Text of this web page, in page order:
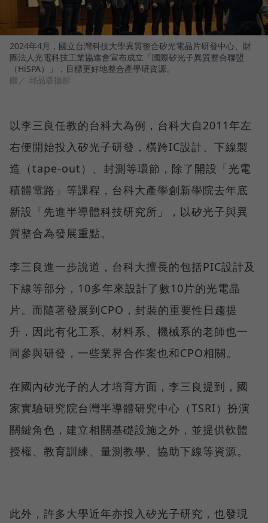
2024年4月，國立台灣科技大學異質整合矽光電晶片研發中心、財
團法人光電科技工業協進會宣布成立「國際矽光子異質整合聯盟
（HiSPA）」，目標更好地整合產學研資源。
圖／ 邱品蓉攝影
以李三良任教的台科大為例，台科大自2011年左
右便開始投入矽光子研發，橫跨IC設計、下線製
造（tape-out）、封測等環節，除了開設「光電
積體電路」等課程，台科大產學創新學院去年底
新設「先進半導體科技研究所」，以矽光子與異
質整合為發展重點。
李三良進一步說道，台科大擅長的包括PIC設計及
下線等部分，10多年來設計了數10片的光電晶
片。而隨著發展到CPO，封裝的重要性日趨提
升，因此有化工系、材料系、機械系的老師也一
同參與研發，一些業界合作案也和CPO相關。
在國內矽光子的人才培育方面，李三良提到，國
家實驗研究院台灣半導體研究中心（TSRI）扮演
關鍵角色，建立相關基礎設施之外，並提供軟體
授權、教育訓練、量測教學、協助下線等資源。
此外，許多大學近年亦投入矽光子研究，也發現